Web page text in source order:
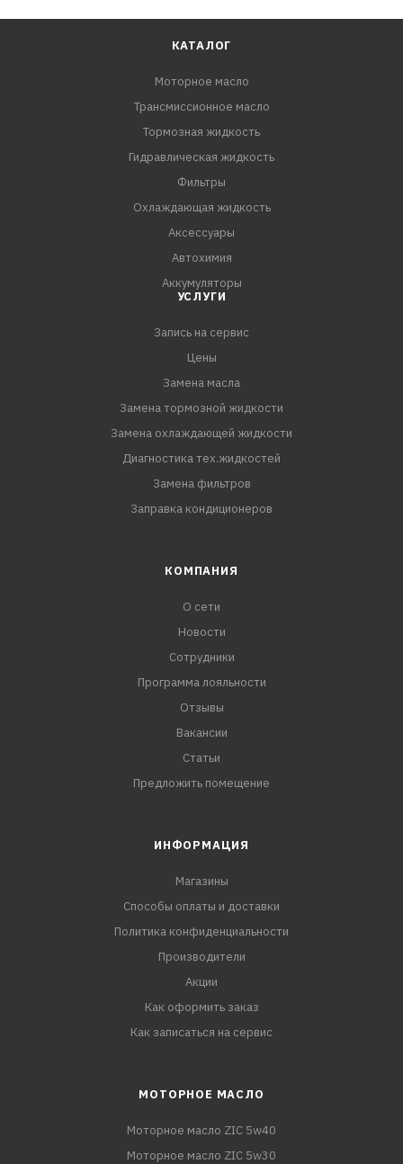
КАТАЛОГ
Моторное масло
Трансмиссионное масло
Тормозная жидкость
Гидравлическая жидкость
Фильтры
Охлаждающая жидкость
Аксессуары
Автохимия
Аккумуляторы
УСЛУГИ
Запись на сервис
Цены
Замена масла
Замена тормозной жидкости
Замена охлаждающей жидкости
Диагностика тех.жидкостей
Замена фильтров
Заправка кондиционеров
КОМПАНИЯ
О сети
Новости
Сотрудники
Программа лояльности
Отзывы
Вакансии
Статьи
Предложить помещение
ИНФОРМАЦИЯ
Магазины
Способы оплаты и доставки
Политика конфиденциальности
Производители
Акции
Как оформить заказ
Как записаться на сервис
МОТОРНОЕ МАСЛО
Моторное масло ZIC 5w40
Моторное масло ZIC 5w30